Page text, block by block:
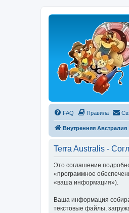
FAQ Правила Св
Внутренняя Австралия
Terra Australis -
Это соглашение
«программное
«ваша информация»).
Ваша информация
текстовые файлы,